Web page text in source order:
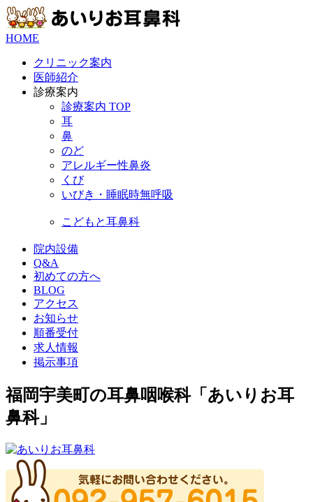
HOME
クリニック案内
医師紹介
診療案内
診療案内 TOP
耳
鼻
のど
アレルギー性鼻炎
くび
いびき・睡眠時無呼吸
こどもと耳鼻科
院内設備
Q&A
初めての方へ
BLOG
アクセス
お知らせ
順番受付
求人情報
掲示事項
福岡宇美町の耳鼻咽喉科「あいりお耳
鼻科」